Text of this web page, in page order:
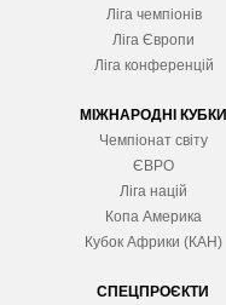
Ліга чемпіонів
Ліга Європи
Ліга конференцій
МІЖНАРОДНІ КУБКИ
Чемпіонат світу
ЄВРО
Ліга націй
Копа Америка
Кубок Африки (КАН)
СПЕЦПРОЄКТИ